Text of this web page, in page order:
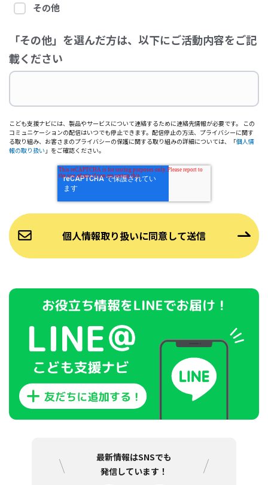
その他
「その他」を選んだ方は、以下にご活動内容をご記
載ください
こども支援ナビには、製品やサービスについて連絡するために連絡先情報が必要です。 この
コミュニケーションの配信はいつでも停止できます。配信停止の方法、プライバシーに関す
る取り組み、お客さまのプライバシーの保護に関する取り組みの詳細については、「個人情
報の取り扱い 」をご確認ください。
最新情報はSNSでも
発信しています！